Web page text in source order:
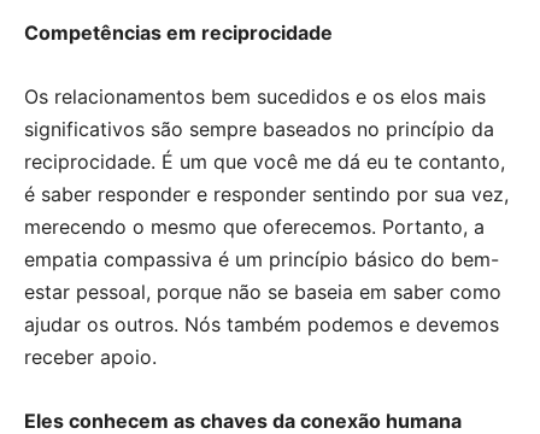
Competências em reciprocidade
Os relacionamentos bem sucedidos e os elos mais
significativos são sempre baseados no princípio da
reciprocidade. É um que você me dá eu te contanto,
é saber responder e responder sentindo por sua vez,
merecendo o mesmo que oferecemos. Portanto, a
empatia compassiva é um princípio básico do bem-
estar pessoal, porque não se baseia em saber como
ajudar os outros. Nós também podemos e devemos
receber apoio.
Eles conhecem as chaves da conexão humana